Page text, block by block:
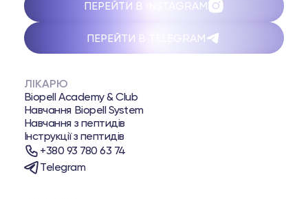
ЛІКАРЮ
Biopell Academy & Club
Навчання Biopell System
Навчання з пептидів
Інструкції з пептидів
+380 93 780 63 74
Telegram
ПЕРЕЙТИ В INSTAGRAM
ПЕРЕЙТИ В TELEGRAM